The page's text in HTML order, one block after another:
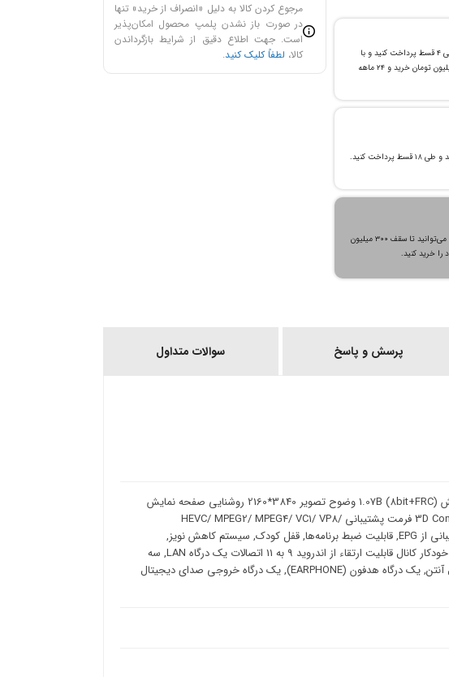
تا ۵۰ میلیون تومان خرید و طی ۴ قسط پرداخت کنید و با
اعتبار بانکی اسنپ‌پی تا ۱۰۰ میلیون تومان خرید و ۲۴ ماهه
با خرید چکی از «انتخاب من»، می‌توانید تا سقف ۳۰۰ میلیون
را خرید کنید.
مرجوع کردن کالا به دلیل «انصراف از خرید» تنها
در صورت باز نشدن پلمپ محصول امکان‌پذیر
است. جهت اطلاع دقیق از شرایط بازگرداندن
کالا، لطفاً کلیک کنید.
پرسش و پاسخ سوالات متداول
سیستم رنگ PAL/ SECAM/ NTSC تعداد رنگ قابل نمایش 1.07B (8bit+FRC) وضوح تصویر 3840*2160 روشنایی صفحه نمایش
350nit (typ.) تکنولوژی پردازش تصویر 3D Comb Filter/ HDR10 فرمت پشتیبانی HEVC/ MPEG2/ MPEG4/ VC1/ VP8/
H.264,etc H سایر امکانات پشتیبانی از ماشین زمان, پشتیبانی از EPG, قابلیت ضبط برنامه‌ها, قفل کودک, سیستم کاهش نویز,
قابلیت خاموش شدن خودکار, تلتکست, قابلیت جستجوی خودکار کانال قابلیت ارتقاء از اندروید 9 به 11 اتصالات یک درگاه LAN, سه
درگاه HDMI, دو درگاه USB, یک درگاه AV, یک درگاه اتصال آنتن, یک درگاه هدفون (EARPHONE), یک درگاه خروجی صدای دیجیتال